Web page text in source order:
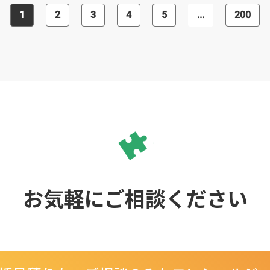
サポートも充実しております。 「初め
ての制作で不安が多い」「制作のフォ
ローをしてほしい」方にもおすすめで
1 2 3 4 5 ... 200
お気軽にご相談ください